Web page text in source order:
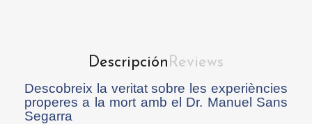
DescripciónReviews
Descobreix la veritat sobre les experiències
properes a la mort amb el Dr. Manuel Sans
Segarra